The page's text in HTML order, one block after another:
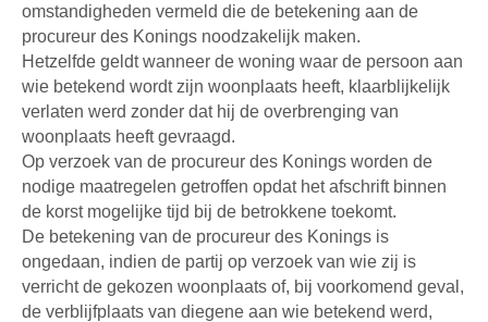
omstandigheden vermeld die de betekening aan de
procureur des Konings noodzakelijk maken.
Hetzelfde geldt wanneer de woning waar de persoon aan
wie betekend wordt zijn woonplaats heeft, klaarblijkelijk
verlaten werd zonder dat hij de overbrenging van
woonplaats heeft gevraagd.
Op verzoek van de procureur des Konings worden de
nodige maatregelen getroffen opdat het afschrift binnen
de korst mogelijke tijd bij de betrokkene toekomt.
De betekening van de procureur des Konings is
ongedaan, indien de partij op verzoek van wie zij is
verricht de gekozen woonplaats of, bij voorkomend geval,
de verblijfplaats van diegene aan wie betekend werd,